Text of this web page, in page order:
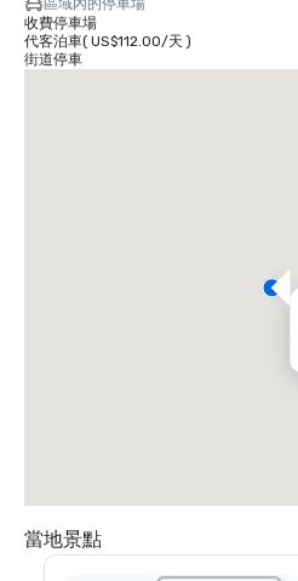
區域內的停車場
收費停車場
代客泊車( US$112.00/天 )
街道停車
當地景點